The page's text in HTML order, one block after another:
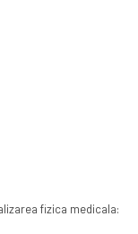
fizica medicala: